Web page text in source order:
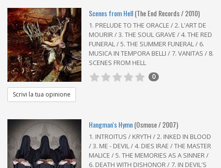
Scenes from Hell(The End Records / 2010)
1. PRELUDE TO THE ORACLE / 2. L'ART DE
MOURIR / 3. THE SOUL GRAVE / 4. THE RED
FUNERAL / 5. THE SUMMER FUNERAL / 6.
MUSICA IN TEMPORA BELLI / 7. VANITAS / 8.
SCENES FROM HELL
0
Scrivi la tua opinione
Hangman's Hymn(Osmose / 2007)
1. INTROITUS / KRYTH / 2. INKED IN BLOOD
/ 3. ME - DEVIL / 4. DIES IRAE / THE MASTER
MALICE / 5. THE MEMORIES AS A SINNER /
6. DEATH WITH DISHONOR / 7. IN DEVIL'S